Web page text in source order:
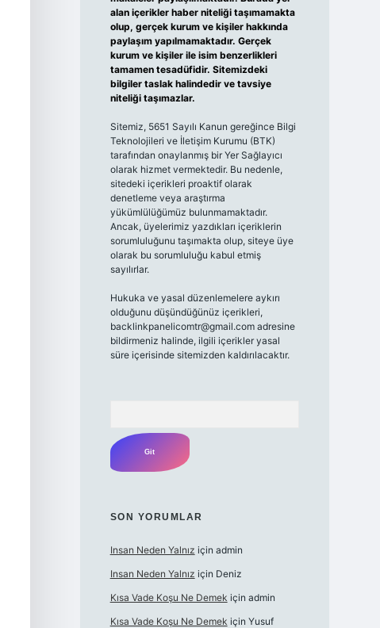
alan içerikler haber niteliği taşımamakta
olup, gerçek kurum ve kişiler hakkında
paylaşım yapılmamaktadır. Gerçek
kurum ve kişiler ile isim benzerlikleri
tamamen tesadüfidir. Sitemizdeki
bilgiler taslak halindedir ve tavsiye
niteliği taşımazlar.
Sitemiz, 5651 Sayılı Kanun gereğince Bilgi
Teknolojileri ve İletişim Kurumu (BTK)
tarafından onaylanmış bir Yer Sağlayıcı
olarak hizmet vermektedir. Bu nedenle,
sitedeki içerikleri proaktif olarak
denetleme veya araştırma
yükümlülüğümüz bulunmamaktadır.
Ancak, üyelerimiz yazdıkları içeriklerin
sorumluluğunu taşımakta olup, siteye üye
olarak bu sorumluluğu kabul etmiş
sayılırlar.
Hukuka ve yasal düzenlemelere aykırı
olduğunu düşündüğünüz içerikleri,
backlinkpanelicomtr@gmail.comadresine
bildirmeniz halinde, ilgili içerikler yasal
süre içerisinde sitemizden kaldırılacaktır.
SON YORUMLAR
Insan Neden Yalnız için admin
Insan Neden Yalnız için Deniz
Kısa Vade Koşu Ne Demek için admin
Kısa Vade Koşu Ne Demek için Yusuf